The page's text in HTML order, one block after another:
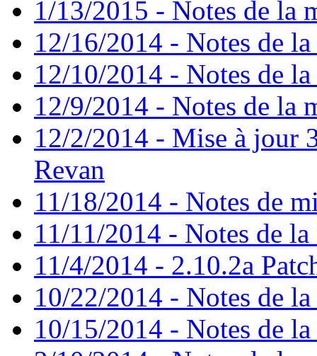
1/13/2015 - Notes de la
12/16/2014 - Notes de
12/10/2014 - Notes de
12/9/2014 - Notes de la
12/2/2014 - Mise à jour
Revan
11/18/2014 - Notes de
11/11/2014 - Notes de
11/4/2014 - 2.10.2a
10/22/2014 - Notes de
10/15/2014 - Notes de